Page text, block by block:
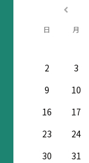
日 月
2
3
9
10
16
17
23
24
30
31